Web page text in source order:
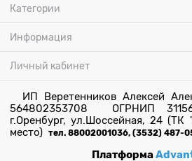
Категории
Информация
Личный кабинет
ИП Веретенников Алексей
564802353708 ОГРНИП
г.Оренбург, ул.Шоссейная, 24 (ТК
место) тел. 88002001036, (3532) 487-
Платформа